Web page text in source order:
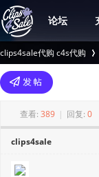
论坛
clips4sale代购 c4s代购
>
查看: 389 | 回复: 0
clips4sale